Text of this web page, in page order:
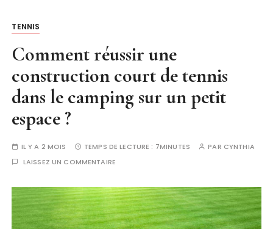
TENNIS
Comment réussir une
construction court de tennis
dans le camping sur un petit
espace ?
IL Y A 2 MOIS TEMPS DE LECTURE : 7MINUTES PAR CYNTHIA
LAISSEZ UN COMMENTAIRE